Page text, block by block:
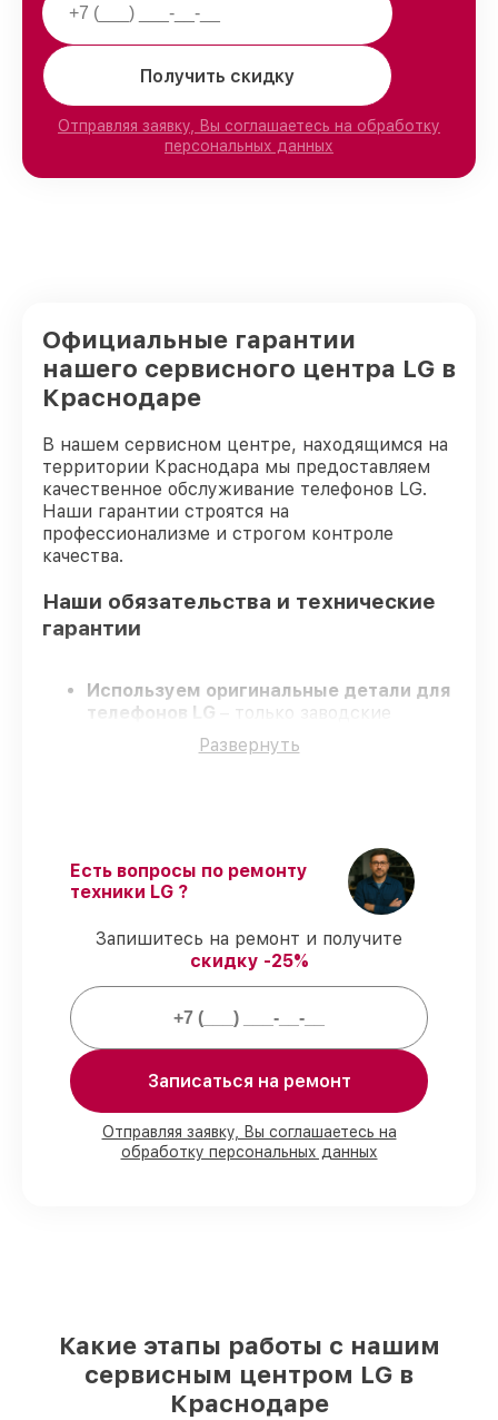
Получить скидку
Отправляя заявку, Вы соглашаетесь на обработку
персональных данных
Официальные гарантии
нашего сервисного центра LG в
Краснодаре
В нашем сервисном центре, находящимся на
территории Краснодара мы предоставляем
качественное обслуживание телефонов LG.
Наши гарантии строятся на
профессионализме и строгом контроле
качества.
Наши обязательства и технические
гарантии
Используем оригинальные детали для
телефонов LG
– только заводские
запчасти для вашей техники.
Сертифицированные инженеры
– ремонт
телефонов LG в оговоренные сроки.
Официальная гарантия
– на все ремонт
предоставляется длительная гарантия.
Мы гарантируем:
ремонтов по ремонту исполняются
в присутствии клиента
90%
деталей LG готовы к установке в
наших мастерских в Краснодаре,
остальные доступны для срочного заказа
Развернуть
Есть вопросы по ремонту
техники LG ?
Запишитесь на ремонт и получите
скидку -25%
Записаться на ремонт
Отправляя заявку, Вы соглашаетесь на
обработку персональных данных
Какие этапы работы с нашим
сервисным центром LG в
Краснодаре